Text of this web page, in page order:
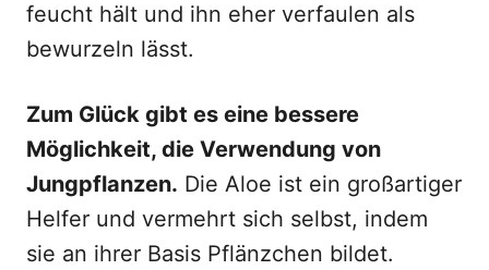
feucht hält und ihn eher verfaulen als
bewurzeln lässt.
Zum Glück gibt es eine bessere
Möglichkeit, die Verwendung von
Jungpflanzen. Die Aloe ist ein großartiger
Helfer und vermehrt sich selbst, indem
sie an ihrer Basis Pflänzchen bildet.